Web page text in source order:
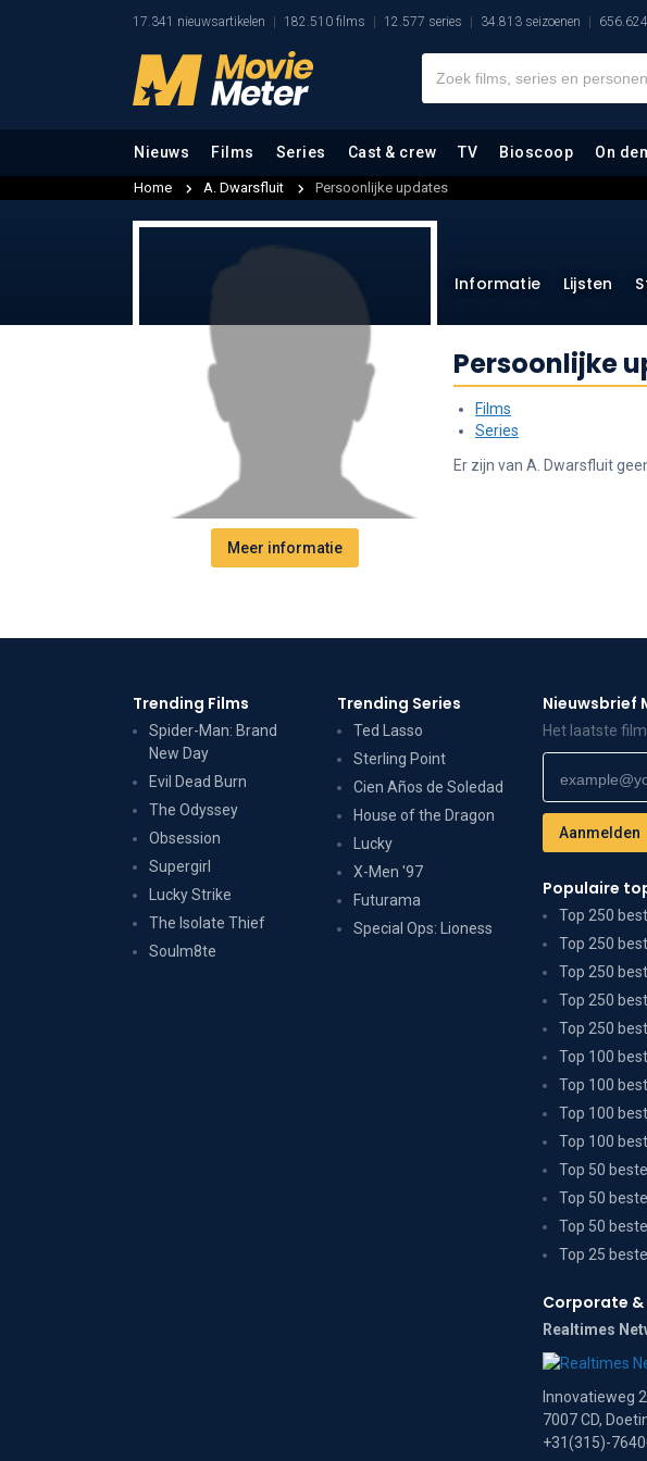
17.341 nieuwsartikelen 182.510 films 12.577 series 34.813 seizoenen
Nieuws Films Series Cast & crew TV Bioscoop On
Home A. Dwarsfluit Persoonlijke updates
Meer informatie
Informatie Lijsten
Persoonlijke
Films
Series
Er zijn van A. Dwarsfluit
Trending Films
Spider-Man: Brand
New Day
Evil Dead Burn
The Odyssey
Obsession
Supergirl
Lucky Strike
The Isolate Thief
Soulm8te
Trending Series
Ted Lasso
Sterling Point
Cien Años de Soledad
House of the Dragon
Lucky
X-Men '97
Futurama
Special Ops: Lioness
Nieuwsbrief
Het laatste
Populaire
Top 250
Top 250
Top 250
Top 250
Top 250
Top 100
Top 100
Top 100
Top 100
Top 50
Top 50
Top 50
Top 25
Corporate &
Realtimes
Innovatieweg
7007 CD,
+31(315)-